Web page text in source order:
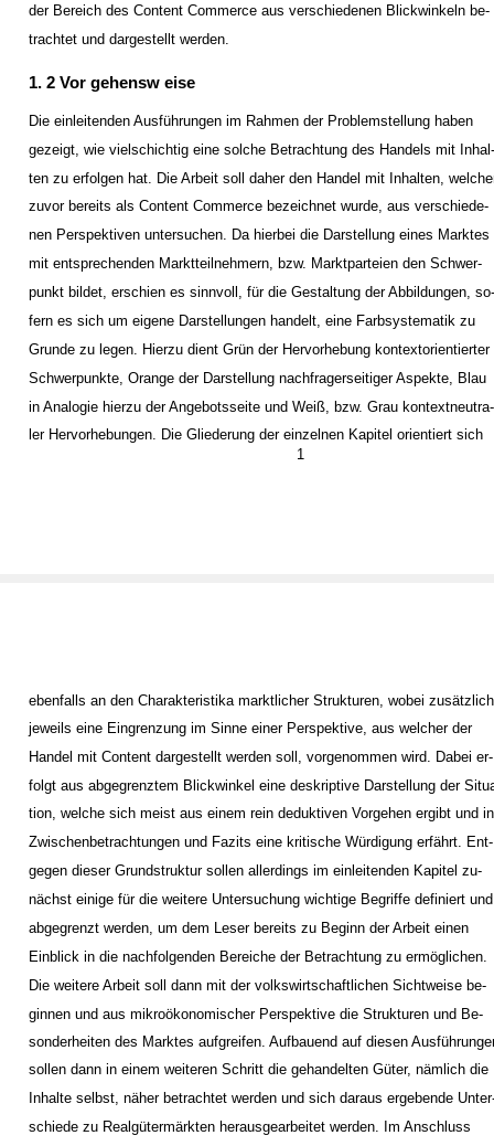
1
der Bereich des Content Commerce aus verschiedenen Blickwinkeln be-
trachtet und dargestellt werden.
1. 2 Vor gehensw eise
Die einleitenden Ausführungen im Rahmen der Problemstellung haben
gezeigt, wie vielschichtig eine solche Betrachtung des Handels mit
ten zu erfolgen hat. Die Arbeit soll daher den Handel mit Inhalten,
zuvor bereits als Content Commerce bezeichnet wurde, aus verschiede-
nen Perspektiven untersuchen. Da hierbei die Darstellung eines Marktes
mit entsprechenden Marktteilnehmern, bzw. Marktparteien den Schwer-
punkt bildet, erschien es sinnvoll, für die Gestaltung der Abbildungen,
fern es sich um eigene Darstellungen handelt, eine Farbsystematik zu
Grunde zu legen. Hierzu dient Grün der Hervorhebung kontextorientierter
Schwerpunkte, Orange der Darstellung nachfragerseitiger Aspekte, Blau
in Analogie hierzu der Angebotsseite und Weiß, bzw. Grau kontextneutra-
ler Hervorhebungen. Die Gliederung der einzelnen Kapitel orientiert sich
ebenfalls an den Charakteristika marktlicher Strukturen, wobei zusätzlich
jeweils eine Eingrenzung im Sinne einer Perspektive, aus welcher der
Handel mit Content dargestellt werden soll, vorgenommen wird. Dabei er-
folgt aus abgegrenztem Blickwinkel eine deskriptive Darstellung der
tion, welche sich meist aus einem rein deduktiven Vorgehen ergibt und in
Zwischenbetrachtungen und Fazits eine kritische Würdigung erfährt. Ent-
gegen dieser Grundstruktur sollen allerdings im einleitenden Kapitel zu-
nächst einige für die weitere Untersuchung wichtige Begriffe definiert und
abgegrenzt werden, um dem Leser bereits zu Beginn der Arbeit einen
Einblick in die nachfolgenden Bereiche der Betrachtung zu ermöglichen.
Die weitere Arbeit soll dann mit der volkswirtschaftlichen Sichtweise be-
ginnen und aus mikroökonomischer Perspektive die Strukturen und Be-
sonderheiten des Marktes aufgreifen. Aufbauend auf diesen
sollen dann in einem weiteren Schritt die gehandelten Güter, nämlich die
Inhalte selbst, näher betrachtet werden und sich daraus ergebende
schiede zu Realgütermärkten herausgearbeitet werden. Im Anschluss